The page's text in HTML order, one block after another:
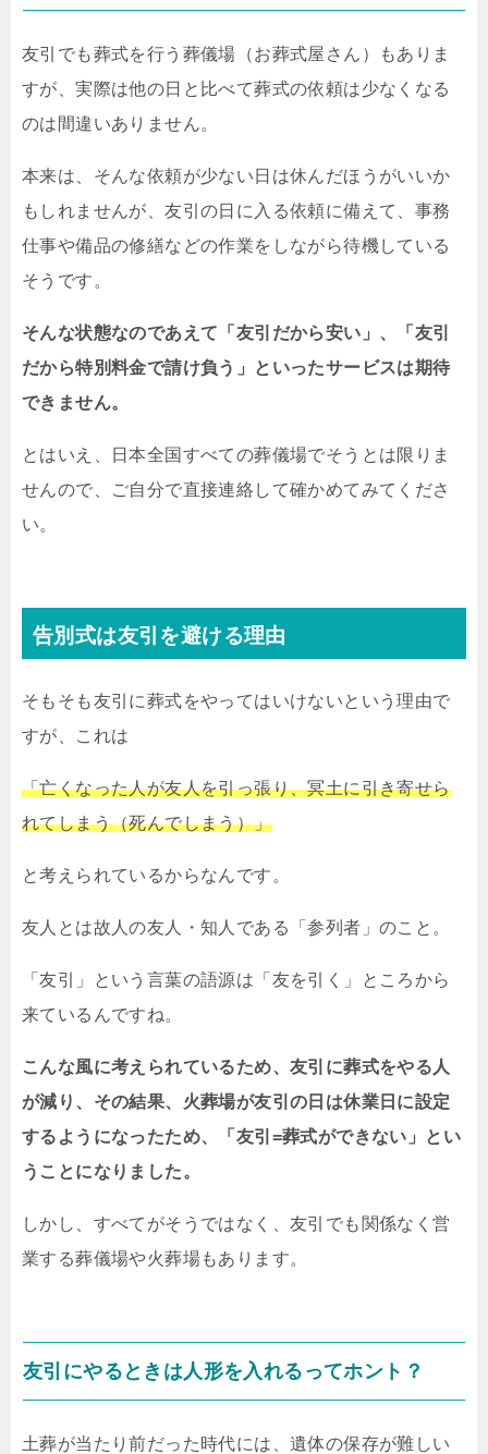
友引でも葬式を行う葬儀場（お葬式屋さん）もありま
すが、実際は他の日と比べて葬式の依頼は少なくなる
のは間違いありません。
本来は、そんな依頼が少ない日は休んだほうがいいか
もしれませんが、友引の日に入る依頼に備えて、事務
仕事や備品の修繕などの作業をしながら待機している
そうです。
そんな状態なのであえて「友引だから安い」、「友引
だから特別料金で請け負う」といったサービスは期待
できません。
とはいえ、日本全国すべての葬儀場でそうとは限りま
せんので、ご自分で直接連絡して確かめてみてくださ
い。
告別式は友引を避ける理由
そもそも友引に葬式をやってはいけないという理由で
すが、これは
「亡くなった人が友人を引っ張り、冥土に引き寄せら
れてしまう（死んでしまう）」
と考えられているからなんです。
友人とは故人の友人・知人である「参列者」のこと。
「友引」という言葉の語源は「友を引く」ところから
来ているんですね。
こんな風に考えられているため、友引に葬式をやる人
が減り、その結果、火葬場が友引の日は休業日に設定
するようになったため、「友引=葬式ができない」とい
うことになりました。
しかし、すべてがそうではなく、友引でも関係なく営
業する葬儀場や火葬場もあります。
友引にやるときは人形を入れるってホント？
土葬が当たり前だった時代には、遺体の保存が難しい